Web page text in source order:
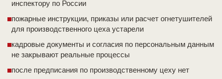
инспектору по России
пожарные инструкции, приказы или расчет огнетушителей
для производственного цеха устарели
кадровые документы и согласия по персональным данным
не закрывают реальные процессы
после предписания по производственному цеху нет